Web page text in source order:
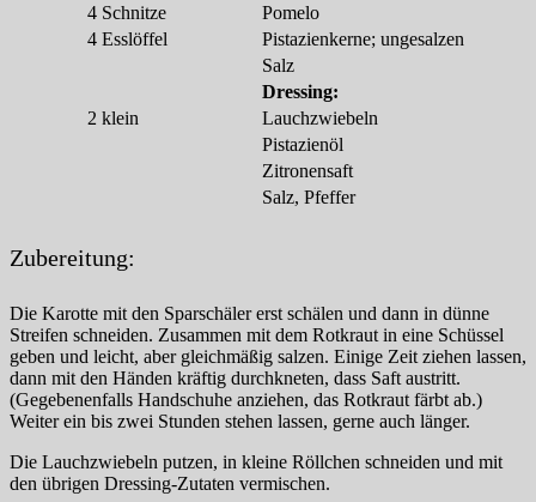
4 Schnitze
Pomelo
4 Esslöffel
Pistazienkerne; ungesalzen
Salz
Dressing:
2 klein
Lauchzwiebeln
Pistazienöl
Zitronensaft
Salz, Pfeffer
Zubereitung:
Die Karotte mit den Sparschäler erst schälen und dann in dünne
Streifen schneiden. Zusammen mit dem Rotkraut in eine Schüssel
geben und leicht, aber gleichmäßig salzen. Einige Zeit ziehen lassen,
dann mit den Händen kräftig durchkneten, dass Saft austritt.
(Gegebenenfalls Handschuhe anziehen, das Rotkraut färbt ab.)
Weiter ein bis zwei Stunden stehen lassen, gerne auch länger.
Die Lauchzwiebeln putzen, in kleine Röllchen schneiden und mit
den übrigen Dressing-Zutaten vermischen.